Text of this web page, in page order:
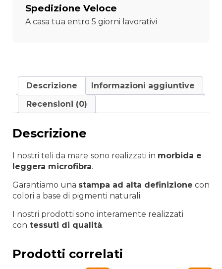
Nubilato
Spedizione Veloce
A casa tua entro 5 giorni lavorativi
Descrizione
Informazioni aggiuntive
Recensioni (0)
Descrizione
I nostri teli da mare sono realizzati in morbida e
leggera microfibra.
Garantiamo una stampa ad alta definizione con
colori a base di pigmenti naturali.
I nostri prodotti sono interamente realizzati
con tessuti di qualità.
Prodotti correlati